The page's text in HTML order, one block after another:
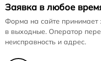
Заявка в любое
Форма на сайте принимает
в выходные. Оператор
неисправность и адрес.